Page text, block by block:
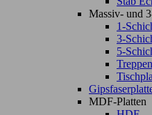
Massiv- und
1-
3-
5-
MDF-Platten